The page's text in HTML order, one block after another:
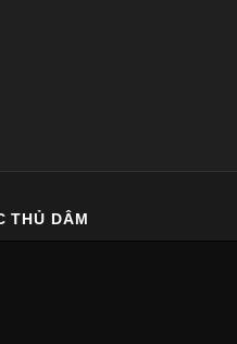
THỦ DÂM